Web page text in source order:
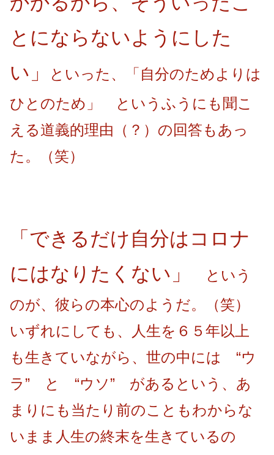
とにならないようにした
い」
といった、「自分のためよりは
ひとのため」 というふうにも聞こ
える道義的理由（？ ）の回答もあっ
た。（笑）
「できるだけ自分はコロナ
にはなりたくない」
という
のが、彼らの本心のようだ。（笑）
いずれにしても、人生を６５年以上
も生きていながら、世の中には “ウ
ラ” と “ウソ” があるという、あ
まりにも当たり前のこともわからな
いまま人生の終末を生きているの